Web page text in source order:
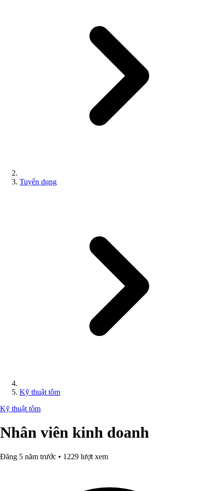
Tuyển dụng
Kỹ thuật tôm
Kỹ thuật tôm
Nhân viên kinh doanh
Đăng 5 năm trước • 1229 lượt xem